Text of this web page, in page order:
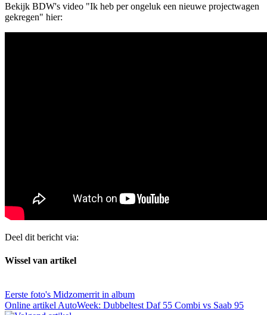
Bekijk BDW's video "Ik heb per ongeluk een nieuwe projectwagen
gekregen" hier:
Deel dit bericht via:
Wissel van artikel
Eerste foto's Midzomerrit in album
Online artikel AutoWeek: Dubbeltest Daf 55 Combi vs Saab 95